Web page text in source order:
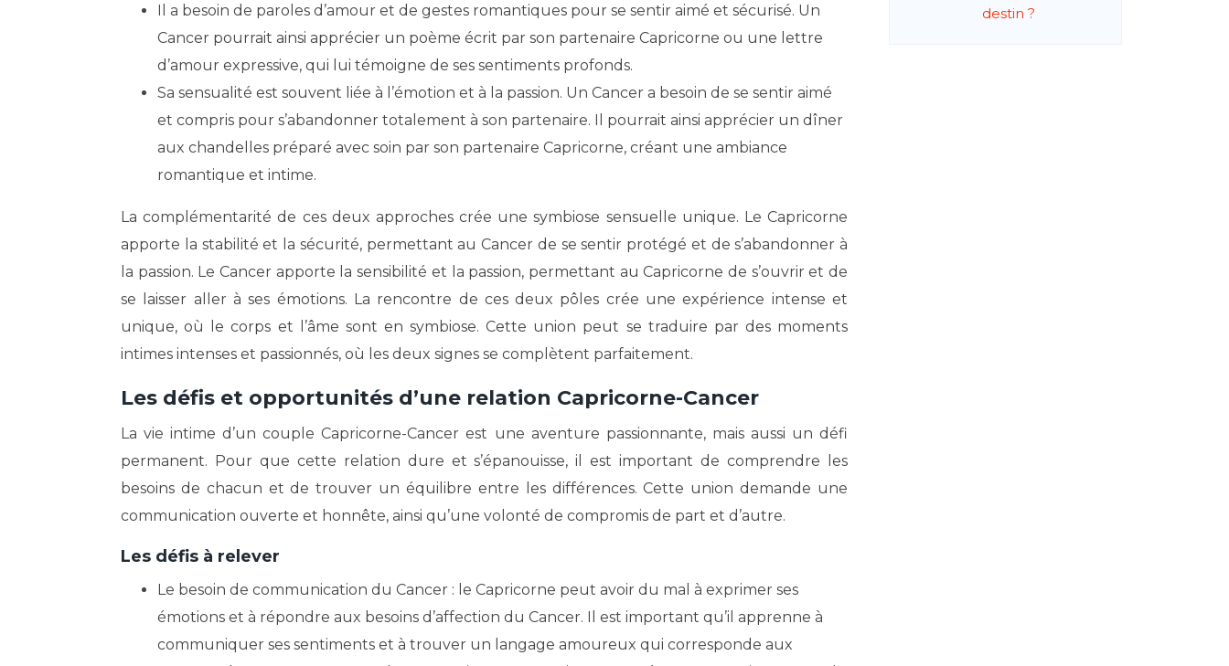
Il a besoin de paroles d’amour et de gestes romantiques pour se sentir aimé et sécurisé. Un
Cancer pourrait ainsi apprécier un poème écrit par son partenaire Capricorne ou une lettre
d’amour expressive, qui lui témoigne de ses sentiments profonds.
Sa sensualité est souvent liée à l’émotion et à la passion. Un Cancer a besoin de se sentir aimé
et compris pour s’abandonner totalement à son partenaire. Il pourrait ainsi apprécier un dîner
aux chandelles préparé avec soin par son partenaire Capricorne, créant une ambiance
romantique et intime.
La complémentarité de ces deux approches crée une symbiose sensuelle unique. Le Capricorne
apporte la stabilité et la sécurité, permettant au Cancer de se sentir protégé et de s’abandonner à
la passion. Le Cancer apporte la sensibilité et la passion, permettant au Capricorne de s’ouvrir et de
se laisser aller à ses émotions. La rencontre de ces deux pôles crée une expérience intense et
unique, où le corps et l’âme sont en symbiose. Cette union peut se traduire par des moments
intimes intenses et passionnés, où les deux signes se complètent parfaitement.
Les défis et opportunités d’une relation Capricorne-Cancer
La vie intime d’un couple Capricorne-Cancer est une aventure passionnante, mais aussi un défi
permanent. Pour que cette relation dure et s’épanouisse, il est important de comprendre les
besoins de chacun et de trouver un équilibre entre les différences. Cette union demande une
communication ouverte et honnête, ainsi qu’une volonté de compromis de part et d’autre.
Les défis à relever
Le besoin de communication du Cancer : le Capricorne peut avoir du mal à exprimer ses
émotions et à répondre aux besoins d’affection du Cancer. Il est important qu’il apprenne à
communiquer ses sentiments et à trouver un langage amoureux qui corresponde aux
destin ?